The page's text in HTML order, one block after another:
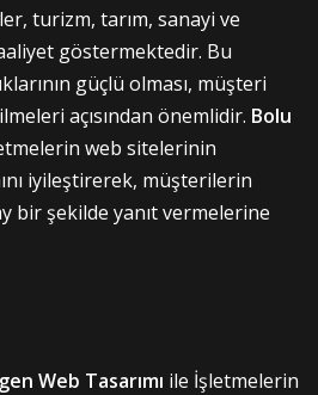
turizm, tarım, sanayi ve
göstermektedir. Bu
güçlü olması, müşteri
açısından önemlidir. Bolu
web sitelerinin
iyileştirerek, müşterilerin
bir şekilde yanıt vermelerine
Web Tasarımı ile İşletmelerin